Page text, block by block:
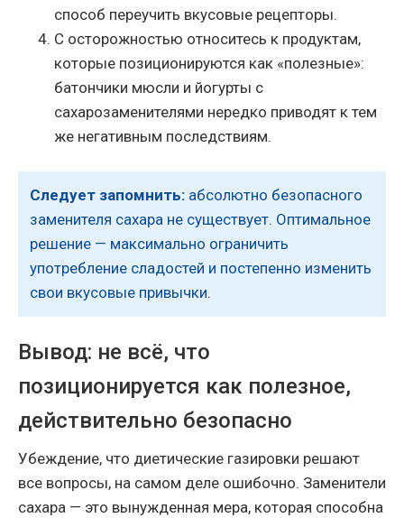
способ переучить вкусовые рецепторы.
С осторожностью относитесь к продуктам,
которые позиционируются как «полезные»:
батончики мюсли и йогурты с
сахарозаменителями нередко приводят к тем
же негативным последствиям.
Следует запомнить: абсолютно безопасного
заменителя сахара не существует. Оптимальное
решение — максимально ограничить
употребление сладостей и постепенно изменить
свои вкусовые привычки.
Вывод: не всё, что
позиционируется как полезное,
действительно безопасно
Убеждение, что диетические газировки решают
все вопросы, на самом деле ошибочно. Заменители
сахара — это вынужденная мера, которая способна